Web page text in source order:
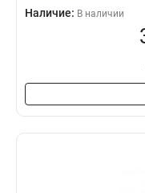
Наличие: В наличии